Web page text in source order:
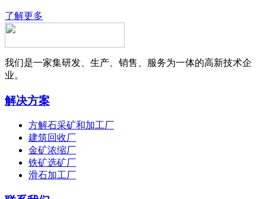
了解更多
我们是一家集研发、生产、销售、服务为一体的高新技术企
业。
解决方案
方解石采矿和加工厂
建筑回收厂
金矿浓缩厂
铁矿选矿厂
滑石加工厂